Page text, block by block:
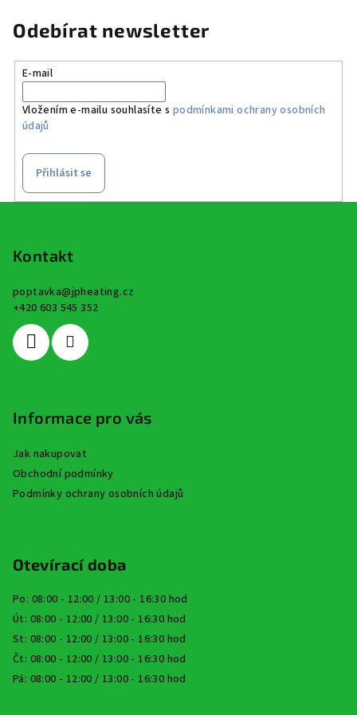
Odebírat newsletter
E-mail
Vložením e-mailu souhlasíte s podmínkami ochrany osobních
údajů
Přihlásit se
Kontakt
poptavka@jpheating.cz
+420 603 545 352
Informace pro vás
Jak nakupovat
Obchodní podmínky
Podmínky ochrany osobních údajů
Otevírací doba
Po: 08:00 - 12:00 / 13:00 - 16:30 hod
Út: 08:00 - 12:00 / 13:00 - 16:30 hod
St: 08:00 - 12:00 / 13:00 - 16:30 hod
Čt: 08:00 - 12:00 / 13:00 - 16:30 hod
Pá: 08:00 - 12:00 / 13:00 - 16:30 hod